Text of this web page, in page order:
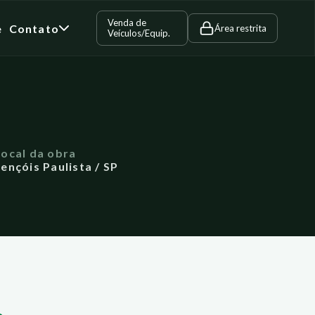
Contato
Venda de
Veículos/Equip.
Área restrita
da obra
Paulista / SP